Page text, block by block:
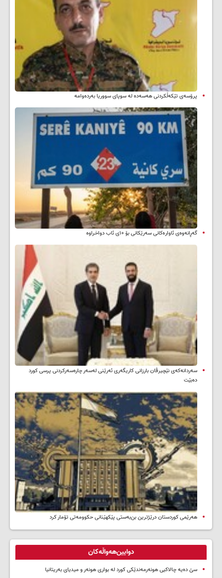
پرۆسەی تێکەڵکردنی هەسەدە لە سوپای سووریا بەردەوامە
گەڕانەوەی ئاوارەکانی سەرێکانی بۆ ۱۰ی ئاب دواخراوە
سه‌ردانه‌کەی نێچیرڤان بارزانی كاریگه‌ری ئه‌رێنی له‌سه‌ر چاره‌سه‌ركردنی پرسی كورد
ده‌بێت
هەرێمی کوردستان درێژترین بن‌بەستی پێکهێنانی حکوومەتی تۆمار کرد
دوایین‌هەواڵەکان
سێ دەیە چالاکیی هونەرمەندێکی کورد لە بواری هونەر و میدیای بەریتانیا